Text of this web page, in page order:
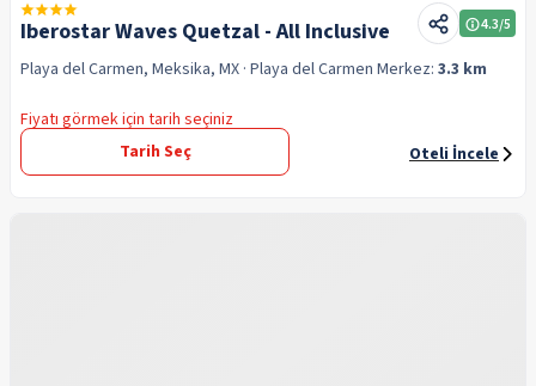
Iberostar Waves Quetzal - All Inclusive 4.3/5
Playa del Carmen, Meksika, MX · Playa del Carmen Merkez: 3.3 km
Fiyatı görmek için tarih seçiniz
Tarih Seç
Oteli İncele